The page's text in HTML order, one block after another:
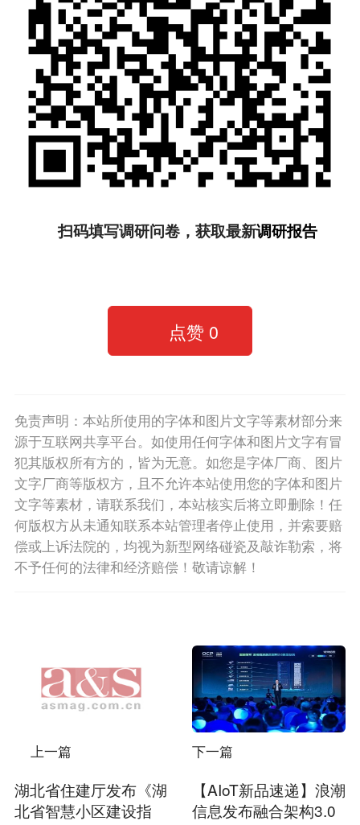
扫码填写调研问卷，获取最新调研报告
点赞 0
免责声明：本站所使用的字体和图片文字等素材部分来
源于互联网共享平台。如使用任何字体和图片文字有冒
犯其版权所有方的，皆为无意。如您是字体厂商、图片
文字厂商等版权方，且不允许本站使用您的字体和图片
文字等素材，请联系我们，本站核实后将立即删除！任
何版权方从未通知联系本站管理者停止使用，并索要赔
偿或上诉法院的，均视为新型网络碰瓷及敲诈勒索，将
不予任何的法律和经济赔偿！敬请谅解！
上一篇
湖北省住建厅发布《湖
北省智慧小区建设指
下一篇
【AIoT新品速递】浪潮
信息发布融合架构3.0